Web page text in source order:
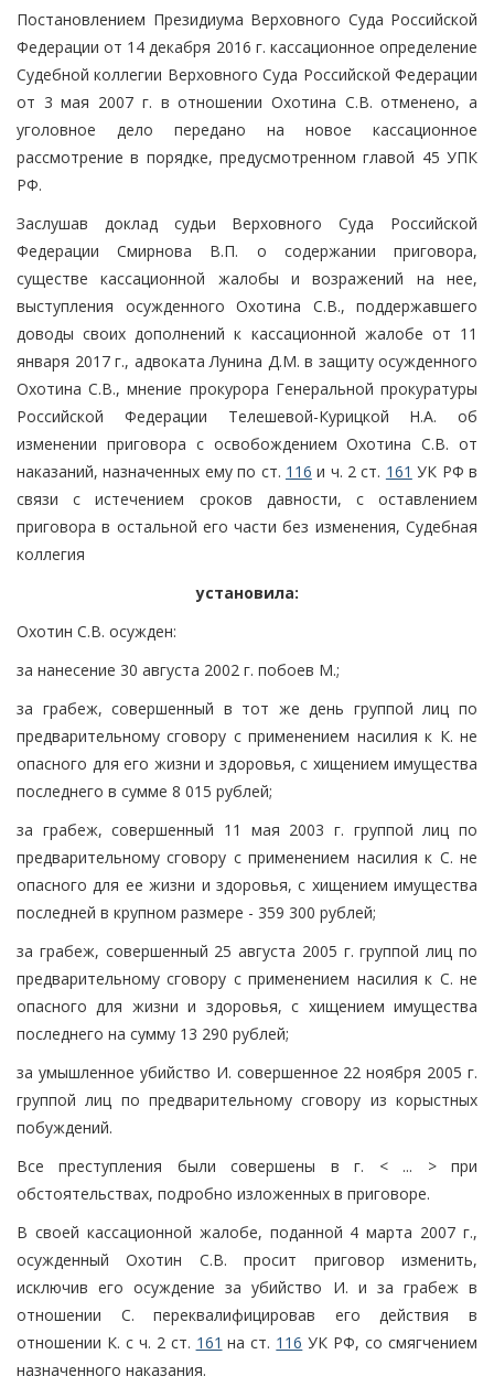
Постановлением Президиума Верховного Суда Российской
Федерации от 14 декабря 2016 г. кассационное определение
Судебной коллегии Верховного Суда Российской Федерации
от 3 мая 2007 г. в отношении Охотина С.В. отменено, а
уголовное дело передано на новое кассационное
рассмотрение в порядке, предусмотренном главой 45 УПК
РФ.
Заслушав доклад судьи Верховного Суда Российской
Федерации Смирнова В.П. о содержании приговора,
существе кассационной жалобы и возражений на нее,
выступления осужденного Охотина С.В., поддержавшего
доводы своих дополнений к кассационной жалобе от 11
января 2017 г., адвоката Лунина Д.М. в защиту осужденного
Охотина С.В., мнение прокурора Генеральной прокуратуры
Российской Федерации Телешевой-Курицкой Н.А. об
изменении приговора с освобождением Охотина С.В. от
наказаний, назначенных ему по ст. 116 и ч. 2 ст. 161 УК РФ в
связи с истечением сроков давности, с оставлением
приговора в остальной его части без изменения, Судебная
коллегия
установила:
Охотин С.В. осужден:
за нанесение 30 августа 2002 г. побоев М.;
за грабеж, совершенный в тот же день группой лиц по
предварительному сговору с применением насилия к К. не
опасного для его жизни и здоровья, с хищением имущества
последнего в сумме 8 015 рублей;
за грабеж, совершенный 11 мая 2003 г. группой лиц по
предварительному сговору с применением насилия к С. не
опасного для ее жизни и здоровья, с хищением имущества
последней в крупном размере - 359 300 рублей;
за грабеж, совершенный 25 августа 2005 г. группой лиц по
предварительному сговору с применением насилия к С. не
опасного для жизни и здоровья, с хищением имущества
последнего на сумму 13 290 рублей;
за умышленное убийство И. совершенное 22 ноября 2005 г.
группой лиц по предварительному сговору из корыстных
побуждений.
Все преступления были совершены в г. < ... > при
обстоятельствах, подробно изложенных в приговоре.
В своей кассационной жалобе, поданной 4 марта 2007 г.,
осужденный Охотин С.В. просит приговор изменить,
исключив его осуждение за убийство И. и за грабеж в
отношении С. переквалифицировав его действия в
отношении К. с ч. 2 ст. 161 на ст. 116 УК РФ, со смягчением
назначенного наказания.